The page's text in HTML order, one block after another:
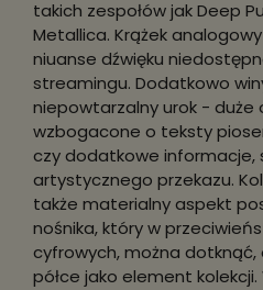
takich zespołów jak Deep
Metallica. Krążek
niuanse dźwięku
streamingu. Dodatkowo
niepowtarzalny urok - duże
wzbogacone o teksty
czy dodatkowe informacje,
artystycznego przekazu.
także materialny aspekt
nośnika, który w
cyfrowych, można
półce jako element